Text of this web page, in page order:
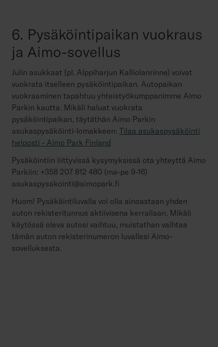
6. Pysäköintipaikan vuokraus
ja Aimo-sovellus
Julin asukkaat (pl. Alppiharjun Kalliolanrinne) voivat
vuokrata itselleen pysäköintipaikan. Autopaikan
vuokraaminen tapahtuu yhteistyökumppanimme Aimo
Parkin kautta. Mikäli haluat vuokrata
pysäköintipaikan, täytäthän Aimo Parkin
asukaspysäköinti-lomakkeen: Tilaa asukaspysäköinti
helposti - Aimo Park Finland
Pysäköintiin liittyvissä kysymyksissä ota yhteyttä Aimo
Parkiin: +358 207 812 480 (ma-pe 9-16)
asukaspysakointi@aimopark.fi
Huom! Pysäkäintiluvalla voi olla ainoastaan yhden
auton rekisteritunnus aktiivisena kerrallaan. Mikäli
käytössä oleva autosi vaihtuu, muistathan vaihtaa
tämän auton rekisterinumeron luvallesi Aimo-
sovelluksesta.